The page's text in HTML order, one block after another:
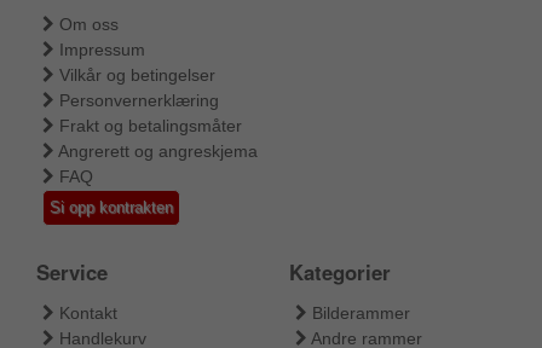
Om oss
Impressum
Vilkår og betingelser
Personvernerklæring
Frakt og betalingsmåter
Angrerett og angreskjema
FAQ
Si opp kontrakten
Service
Kontakt
Handlekurv
Kategorier
Bilderammer
Andre rammer